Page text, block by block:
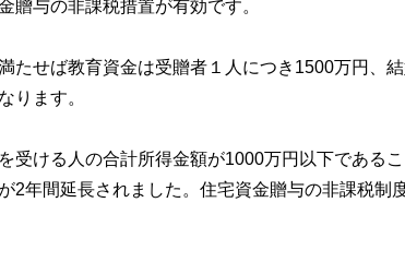
贈与の非課税措置が有効です。
たせば教育資金は受贈者１人につき1500万円、
ります。
受ける人の合計所得金額が1000万円以下である
2年間延長されました。住宅資金贈与の非課税制